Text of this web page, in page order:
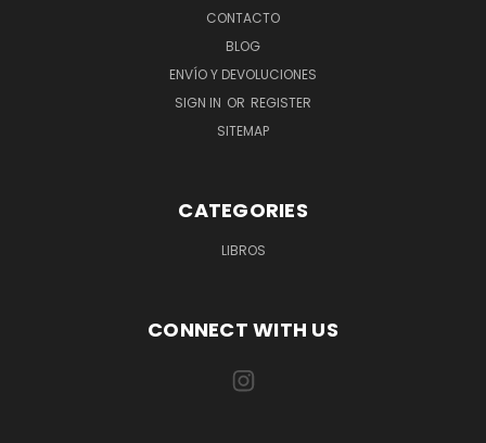
CONTACTO
BLOG
ENVÍO Y DEVOLUCIONES
SIGN IN OR REGISTER
SITEMAP
CATEGORIES
LIBROS
CONNECT WITH US